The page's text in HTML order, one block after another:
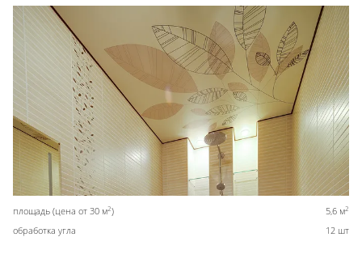
площадь (цена от 30 м2) 5,6 м2
обработка угла 12 шт